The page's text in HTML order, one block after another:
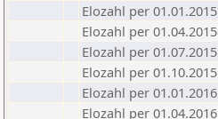
Elozahl per 01.01.2015
Elozahl per 01.04.2015
Elozahl per 01.07.2015
Elozahl per 01.10.2015
Elozahl per 01.01.2016
Elozahl per 01.04.2016